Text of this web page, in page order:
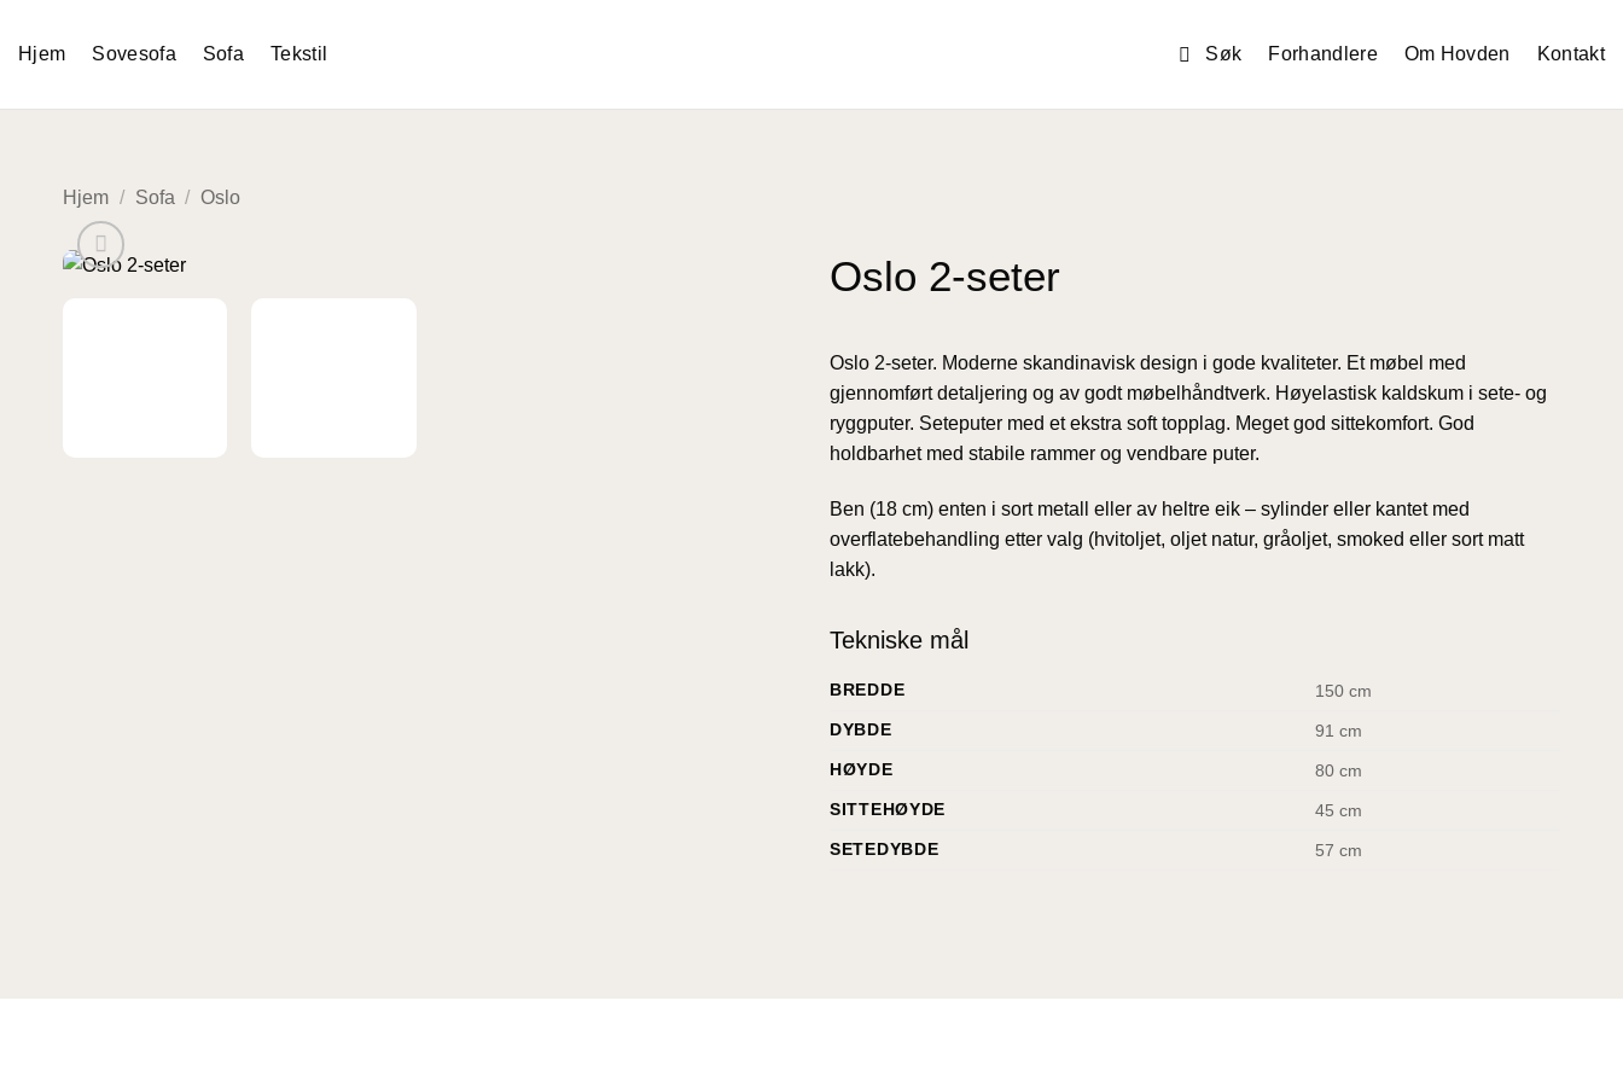
Hjem Sovesofa Sofa Tekstil Forhandlere Om Hovden Kontakt
Hjem / Sofa / Oslo
Oslo 2-seter
Oslo 2-seter. Moderne skandinavisk design i gode kvaliteter. Et møbel med
gjennomført detaljering og av godt møbelhåndtverk. Høyelastisk kaldskum i sete- og
ryggputer. Seteputer med et ekstra soft topplag. Meget god sittekomfort. God
holdbarhet med stabile rammer og vendbare puter.
Ben (18 cm) enten i sort metall eller av heltre eik – sylinder eller kantet med
overflatebehandling etter valg (hvitoljet, oljet natur, gråoljet, smoked eller sort matt
lakk).
Tekniske mål
BREDDE
150 cm
DYBDE
91 cm
HØYDE
80 cm
SITTEHØYDE
45 cm
SETEDYBDE
57 cm